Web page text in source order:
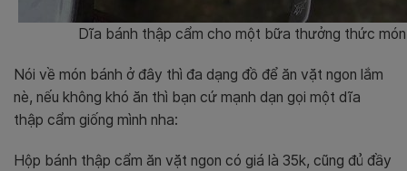
Dĩa bánh thập cẩm cho một bữa thưởng thức
Nói về món bánh ở đây thì đa dạng đồ để ăn vặt ngon lắm
nè, nếu không khó ăn thì bạn cứ mạnh dạn gọi một dĩa
thập cẩm giống mình nha:
Hộp bánh thập cẩm ăn vặt ngon có giá là 35k, cũng đủ đầy